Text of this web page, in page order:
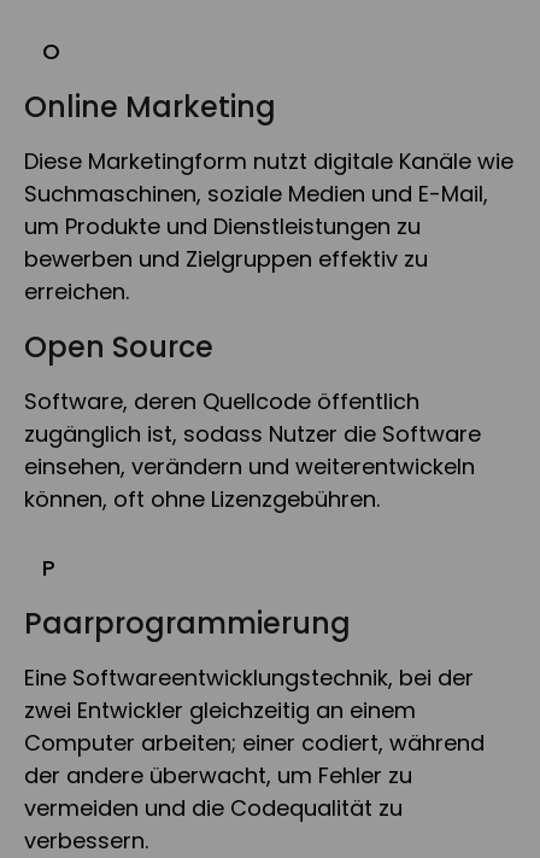
O
Online Marketing
Diese Marketingform nutzt digitale Kanäle wie
Suchmaschinen, soziale Medien und E-Mail,
um Produkte und Dienstleistungen zu
bewerben und Zielgruppen effektiv zu
erreichen.
Open Source
Software, deren Quellcode öffentlich
zugänglich ist, sodass Nutzer die Software
einsehen, verändern und weiterentwickeln
können, oft ohne Lizenzgebühren.
P
Paarprogrammierung
Eine Softwareentwicklungstechnik, bei der
zwei Entwickler gleichzeitig an einem
Computer arbeiten; einer codiert, während
der andere überwacht, um Fehler zu
vermeiden und die Codequalität zu
verbessern.